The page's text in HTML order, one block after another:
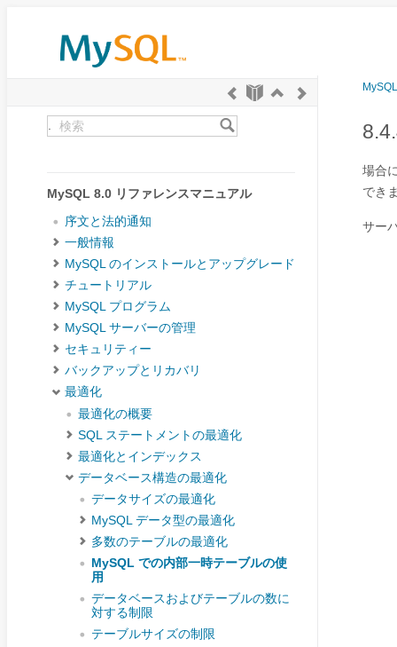
MySQL 8.0 リファレンスマニュアル
序文と法的通知
一般情報
MySQL のインストールとアップグレード
チュートリアル
MySQL プログラム
MySQL サーバーの管理
セキュリティー
バックアップとリカバリ
最適化
最適化の概要
SQL ステートメントの最適化
最適化とインデックス
データベース構造の最適化
データサイズの最適化
MySQL データ型の最適化
多数のテーブルの最適化
MySQL での内部一時テーブルの使
用
データベースおよびテーブルの数に
対する制限
テーブルサイズの制限
場合
でき
サー